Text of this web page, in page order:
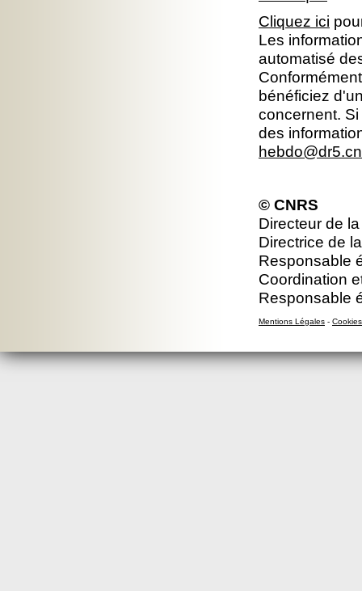
Cliquez ici
Les
automatisé
bénéficiez
concernent.
des
© CNRS
Directeur de
Directrice de
Responsable
Coordination
Responsable
Mentions Légales - Cookies